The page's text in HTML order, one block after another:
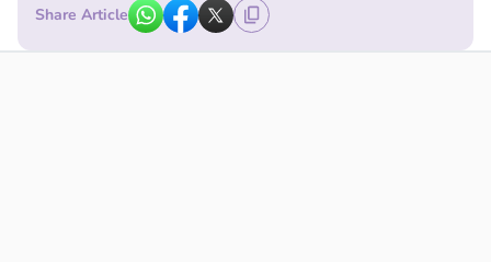
Share Article